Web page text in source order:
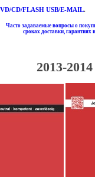
CD/FLASH USB/E-MAIL.
Часто задаваемые вопросы о
сроках доставки, гарантиях и
2013-2014